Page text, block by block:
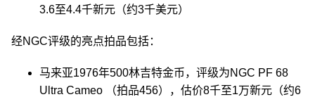
3.6至4.4千新元（约3千美元）
经NGC评级的亮点拍品包括：
马来亚1976年500林吉特金币，评级为NGC PF 68
Ultra Cameo （拍品456），估价8千至1万新元（约6